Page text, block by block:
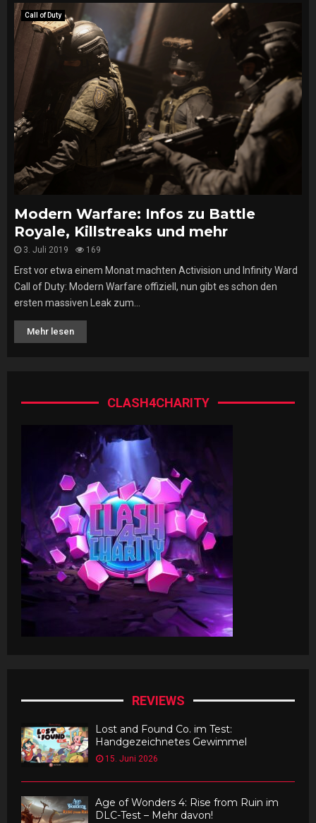
Call of Duty
Modern Warfare: Infos zu Battle
Royale, Killstreaks und mehr
3. Juli 2019 169
Erst vor etwa einem Monat machten Activision und Infinity Ward
Call of Duty: Modern Warfare offiziell, nun gibt es schon den
ersten massiven Leak zum...
Mehr lesen
CLASH4CHARITY
REVIEWS
Lost and Found Co. im Test:
Handgezeichnetes Gewimmel
15. Juni 2026
Age of Wonders 4: Rise from Ruin im
DLC-Test – Mehr davon!